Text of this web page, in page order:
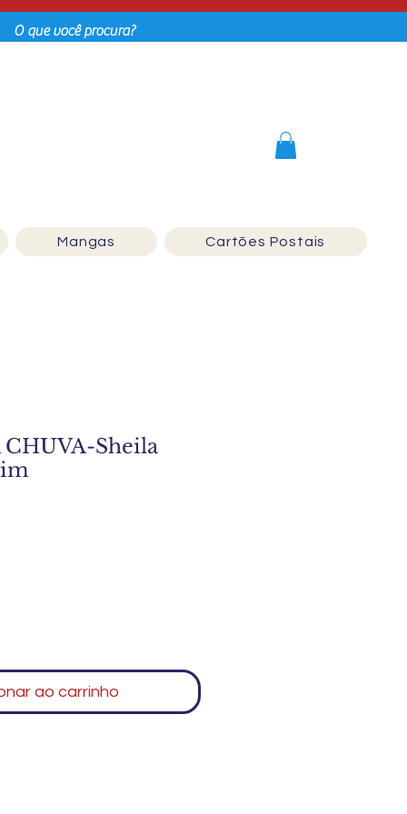
Mangas Cartões Postais
CHUVA-Sheila
ao carrinho